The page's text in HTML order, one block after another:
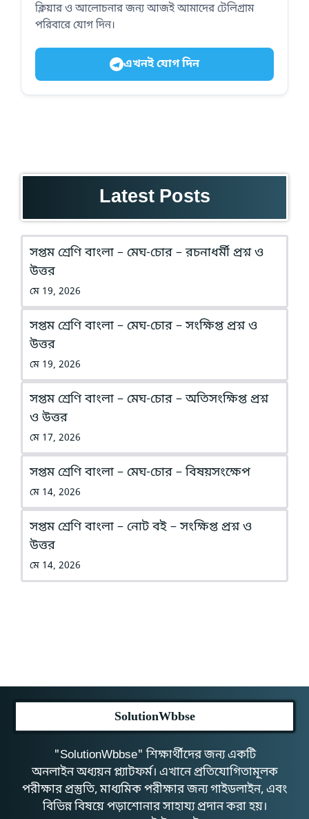
ক্লিয়ার ও আলোচনার জন্য আজই আমাদের টেলিগ্রাম
পরিবারে যোগ দিন।
এখনই যোগ দিন
Latest Posts
সপ্তম শ্রেণি বাংলা – মেঘ-চোর – রচনাধর্মী প্রশ্ন ও
উত্তর
মে 19, 2026
সপ্তম শ্রেণি বাংলা – মেঘ-চোর – সংক্ষিপ্ত প্রশ্ন ও
উত্তর
মে 19, 2026
সপ্তম শ্রেণি বাংলা – মেঘ-চোর – অতিসংক্ষিপ্ত প্রশ্ন
ও উত্তর
মে 17, 2026
সপ্তম শ্রেণি বাংলা – মেঘ-চোর – বিষয়সংক্ষেপ
মে 14, 2026
সপ্তম শ্রেণি বাংলা – নোট বই – সংক্ষিপ্ত প্রশ্ন ও
উত্তর
মে 14, 2026
SolutionWbbse
"SolutionWbbse" শিক্ষার্থীদের জন্য একটি
অনলাইন অধ্যয়ন প্ল্যাটফর্ম। এখানে প্রতিযোগিতামূলক
পরীক্ষার প্রস্তুতি, মাধ্যমিক পরীক্ষার জন্য গাইডলাইন, এবং
বিভিন্ন বিষয়ে পড়াশোনার সাহায্য প্রদান করা হয়।